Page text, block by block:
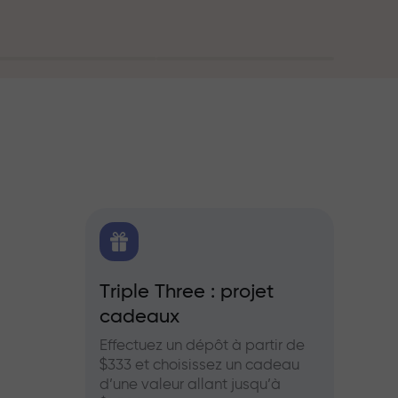
Triple Three : projet
cadeaux
Effectuez un dépôt à partir de
$333 et choisissez un cadeau
d’une valeur allant jusqu’à